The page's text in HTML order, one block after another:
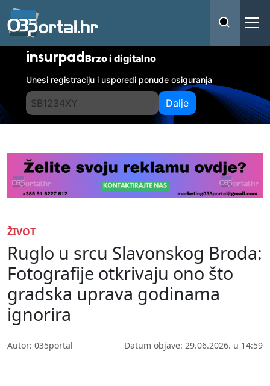
insurpadBrzo i digitalno
Unesi registraciju i usporedi ponude osiguranja
Dalje
ŽIVOT
Ruglo u srcu Slavonskog Broda:
Fotografije otkrivaju ono što
gradska uprava godinama
ignorira
Autor: 035portal Datum objave: 29.06.2026. u 14:59